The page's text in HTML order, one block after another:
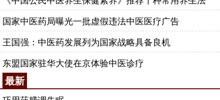
国家中医药局曝光一批虚假违法中医医疗广告
王国强：中医药发展列为国家战略具备良机
东盟国家驻华大使在京体验中医诊疗
最新